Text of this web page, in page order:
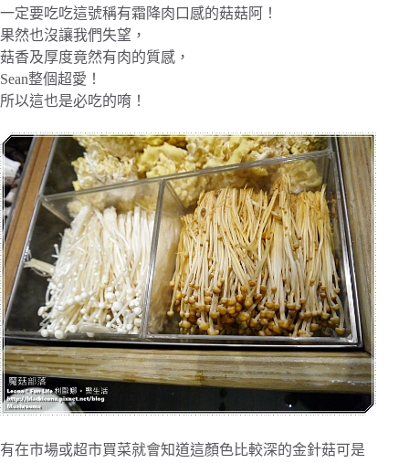
一定要吃吃這號稱有霜降肉口感的菇菇阿！
果然也沒讓我們失望，
菇香及厚度竟然有肉的質感，
Sean整個超愛！
所以這也是必吃的唷！
有在市場或超市買菜就會知道這顏色比較深的金針菇可是